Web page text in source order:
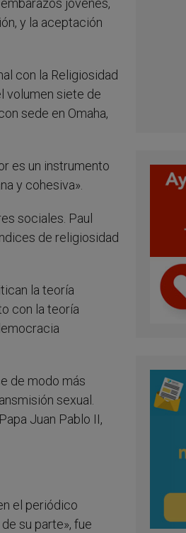
jóvenes,
y la aceptación
con la Religiosidad
volumen siete de
sede en Omaha,
es un instrumento
y cohesiva».
sociales. Paul
de religiosidad
la teoría
con la teoría
de modo más
sexual.
Juan Pablo II,
el periódico
su parte», fue